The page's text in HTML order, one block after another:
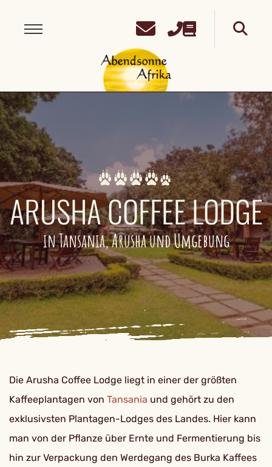
ARUSHA COFFEE LODGE
in Tansania, Arusha und Umgebung
Die Arusha Coffee Lodge liegt in einer der größten
Kaffeeplantagen von Tansania und gehört zu den
exklusivsten Plantagen-Lodges des Landes. Hier kann
man von der Pflanze über Ernte und Fermentierung bis
hin zur Verpackung den Werdegang des Burka Kaffees